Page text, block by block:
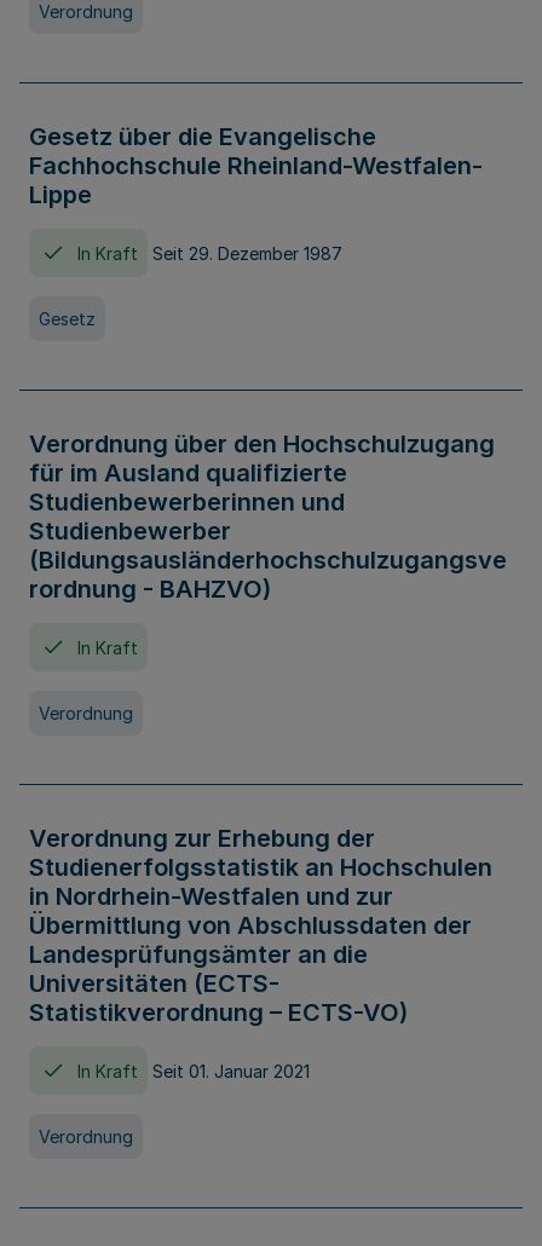
Verordnung
Gesetz über die Evangelische
Fachhochschule Rheinland-Westfalen-
Lippe
In Kraft Seit 29. Dezember 1987
Gesetz
Verordnung über den Hochschulzugang
für im Ausland qualifizierte
Studienbewerberinnen und
Studienbewerber
(Bildungsausländerhochschulzugangsve
rordnung - BAHZVO)
In Kraft
Verordnung
Verordnung zur Erhebung der
Studienerfolgsstatistik an Hochschulen
in Nordrhein-Westfalen und zur
Übermittlung von Abschlussdaten der
Landesprüfungsämter an die
Universitäten (ECTS-
Statistikverordnung – ECTS-VO)
In Kraft Seit 01. Januar 2021
Verordnung